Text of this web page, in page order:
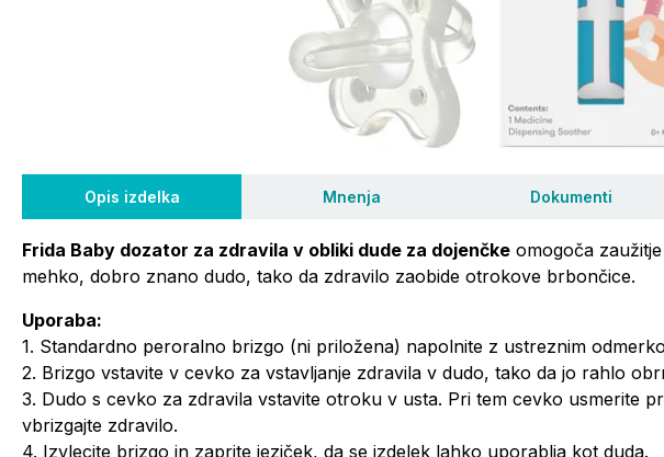
Opis izdelka Mnenja Dokumenti
Frida Baby dozator za zdravila v obliki dude za dojenčke omogoča
mehko, dobro znano dudo, tako da zdravilo zaobide otrokove brbončice.
Uporaba:
1. Standardno peroralno brizgo (ni priložena) napolnite z ustreznim
2. Brizgo vstavite v cevko za vstavljanje zdravila v dudo, tako da jo rahlo
3. Dudo s cevko za zdravila vstavite otroku v usta. Pri tem cevko usmerite
vbrizgajte zdravilo.
4. Izvlecite brizgo in zaprite jeziček, da se izdelek lahko uporablja kot duda.